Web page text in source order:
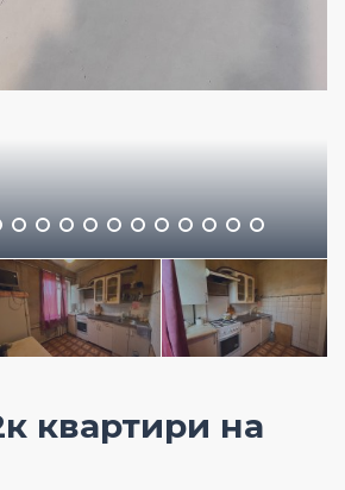
квартири на